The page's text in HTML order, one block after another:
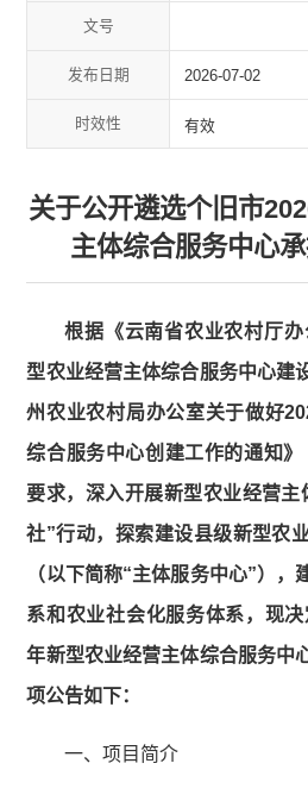
文号
发布日期 2026-07-02
时效性 有效
关于公开遴选个旧市
主体综合服务中心
根据《云南省农业农村厅
型农业经营主体综合服务中心建
州农业农村局办公室关于做好
综合服务中心创建工作的通知
要求，深入开展新型农业经营
社”行动，探索建设县级新型农
（以下简称“主体服务中心”）
系和农业社会化服务体系，现
年新型农业经营主体综合服务中
项公告如下：
一、项目简介